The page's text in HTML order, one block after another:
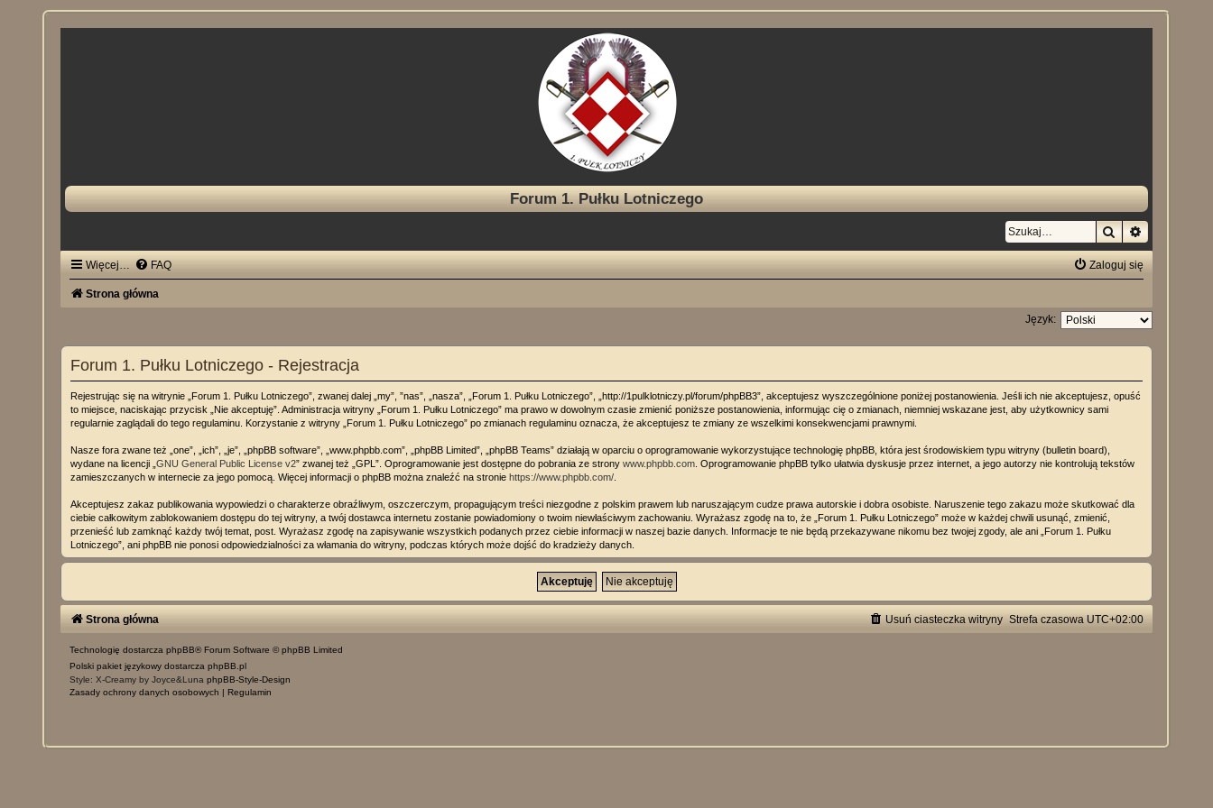
Forum 1. Pułku Lotniczego
Szukaj
Więcej… FAQ Zaloguj się
Strona główna
Język:
Forum 1. Pułku Lotniczego - Rejestracja
Rejestrując się na witrynie „Forum 1. Pułku Lotniczego”, zwanej dalej „my”, ”nas”, „nasza”, „Forum 1. Pułku Lotniczego”, „http://1pulklotniczy.pl/forum/phpBB3”, akceptujesz wyszczególnione poniżej postanowienia. Jeśli ich nie akceptujesz, opuść
to miejsce, naciskając przycisk „Nie akceptuję”. Administracja witryny „Forum 1. Pułku Lotniczego” ma prawo w dowolnym czasie zmienić poniższe postanowienia, informując cię o zmianach, niemniej wskazane jest, aby użytkownicy sami
regularnie zaglądali do tego regulaminu. Korzystanie z witryny „Forum 1. Pułku Lotniczego” po zmianach regulaminu oznacza, że akceptujesz te zmiany ze wszelkimi konsekwencjami prawnymi.
Nasze fora zwane też „one”, „ich”, „je”, „phpBB software”, „www.phpbb.com”, „phpBB Limited”, „phpBB Teams” działają w oparciu o oprogramowanie wykorzystujące technologię phpBB, która jest środowiskiem typu witryny (bulletin board),
wydane na licencji „GNU General Public License v2” zwanej też „GPL”. Oprogramowanie jest dostępne do pobrania ze stronywww.phpbb.com . Oprogramowanie phpBB tylko ułatwia dyskusje przez internet, a jego autorzy nie kontrolują tekstów
zamieszczanych w internecie za jego pomocą. Więcej informacji o phpBB można znaleźć na stroniehttps://www.phpbb.com/
Akceptujesz zakaz publikowania wypowiedzi o charakterze obraźliwym, oszczerczym, propagującym treści niezgodne z polskim prawem lub naruszającym cudze prawa autorskie i dobra osobiste. Naruszenie tego zakazu może skutkować dla
ciebie całkowitym zablokowaniem dostępu do tej witryny, a twój dostawca internetu zostanie powiadomiony o twoim niewłaściwym zachowaniu. Wyrażasz zgodę na to, że „Forum 1. Pułku Lotniczego” może w każdej chwili usunąć, zmienić,
przenieść lub zamknąć każdy twój temat, post. Wyrażasz zgodę na zapisywanie wszystkich podanych przez ciebie informacji w naszej bazie danych. Informacje te nie będą przekazywane nikomu bez twojej zgody, ale ani „Forum 1. Pułku
Lotniczego”, ani phpBB nie ponosi odpowiedzialności za włamania do witryny, podczas których może dojść do kradzieży danych.
Strona główna Strefa czasowa UTC+02:00
Usuń ciasteczka witryny
Technologię dostarczaphpBB® Forum Software © phpBB Limited
Polski pakiet językowy dostarczaphpBB.pl
Style: X-Creamy by Joyce&LunaphpBB-Style-Design
Zasady ochrony danych osobowych |Regulamin